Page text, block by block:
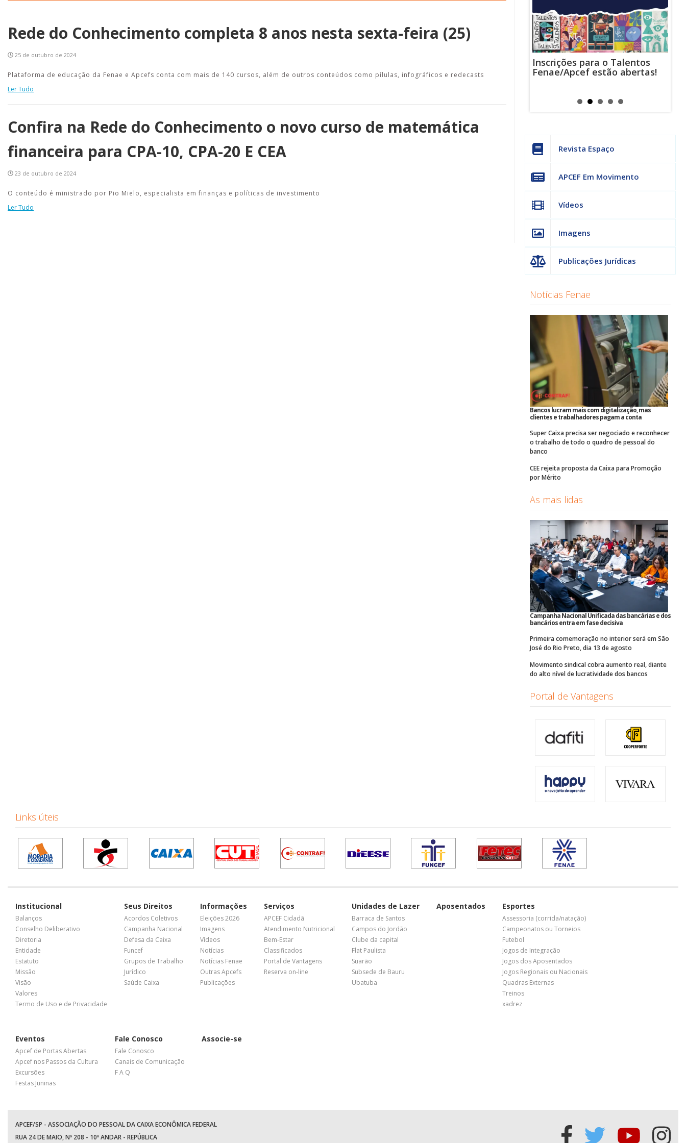
Rede do Conhecimento completa 8 anos nesta sexta-feira (25)
25 de outubro de 2024
Plataforma de educação da Fenae e Apcefs conta com mais de 140 cursos, além de outros conteúdos como pílulas, infográficos e redecasts
Ler Tudo
Confira na Rede do Conhecimento o novo curso de matemática
financeira para CPA-10, CPA-20 E CEA
23 de outubro de 2024
O conteúdo é ministrado por Pio Mielo, especialista em finanças e políticas de investimento
Ler Tudo
com o Sesi e invista em saúdeWhatsApp e e-mail para
enviar falsas mensagens
Inscrições para o Talentos
Fenae/Apcef estão abertas!
Revista Espaço
APCEF Em Movimento
Vídeos
Imagens
Publicações Jurídicas
Notícias Fenae
Bancos lucram mais com digitalização, mas
clientes e trabalhadores pagam a conta
Super Caixa precisa ser negociado e reconhecer
o trabalho de todo o quadro de pessoal do
banco
CEE rejeita proposta da Caixa para Promoção
por Mérito
As mais lidas
Campanha Nacional Unificada das bancárias e dos
bancários entra em fase decisiva
Primeira comemoração no interior será em São
José do Rio Preto, dia 13 de agosto
Movimento sindical cobra aumento real, diante
do alto nível de lucratividade dos bancos
Portal de Vantagens
Links úteis
Institucional
Balanços
Conselho Deliberativo
Diretoria
Entidade
Estatuto
Missão
Visão
Valores
Termo de Uso e de Privacidade
Seus Direitos
Acordos Coletivos
Campanha Nacional
Defesa da Caixa
Funcef
Grupos de Trabalho
Jurídico
Saúde Caixa
Informações
Eleições 2026
Imagens
Vídeos
Notícias
Notícias Fenae
Outras Apcefs
Publicações
Serviços
APCEF Cidadã
Atendimento Nutricional
Bem-Estar
Classificados
Portal de Vantagens
Reserva on-line
Unidades de Lazer
Barraca de Santos
Campos do Jordão
Clube da capital
Flat Paulista
Suarão
Subsede de Bauru
Ubatuba
Aposentados Esportes
Assessoria (corrida/natação)
Campeonatos ou Torneios
Futebol
Jogos de Integração
Jogos dos Aposentados
Jogos Regionais ou Nacionais
Quadras Externas
Treinos
xadrez
Eventos
Apcef de Portas Abertas
Apcef nos Passos da Cultura
Excursões
Festas Juninas
Fale Conosco
Fale Conosco
Canais de Comunicação
F A Q
Associe-se
APCEF/SP - ASSOCIAÇÃO DO PESSOAL DA CAIXA ECONÔMICA FEDERAL
RUA 24 DE MAIO, Nº 208 - 10º ANDAR - REPÚBLICA
Acessar
Acessar